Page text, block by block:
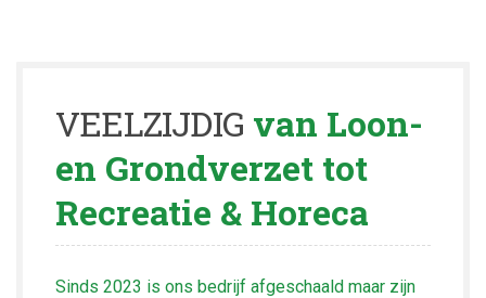
VEELZIJDIG van Loon-
en Grondverzet tot
Recreatie & Horeca
Sinds 2023 is ons bedrijf afgeschaald maar zijn